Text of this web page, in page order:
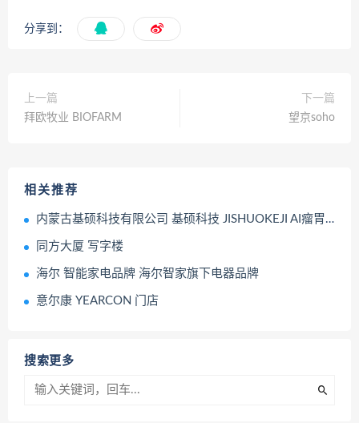
分享到：
上一篇
拜欧牧业 BIOFARM
下一篇
望京soho
相关推荐
内蒙古基硕科技有限公司 基硕科技 JISHUOKEJI AI瘤胃胶囊
同方大厦 写字楼
海尔 智能家电品牌 海尔智家旗下电器品牌
意尔康 YEARCON 门店
搜索更多